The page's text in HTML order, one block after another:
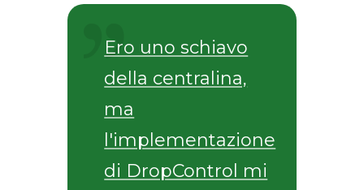
Ero uno schiavo
della centralina,
ma
l'implementazione
di DropControl mi